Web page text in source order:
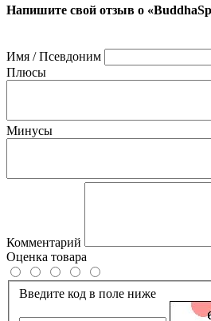
Напишите свой отзыв о
Имя / Псевдоним
Плюсы
Минусы
Комментарий
Оценка товара
Введите код в поле ниже